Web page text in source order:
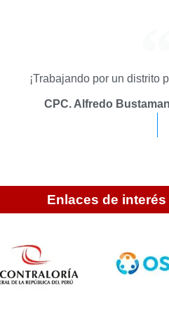
¡Trabajando por un distrito
CPC. Alfredo
Enlaces de interés